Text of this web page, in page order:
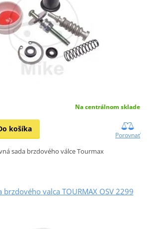
Na centrálnom sklade
košíka
Porovnať
sada brzdového válce Tourmax
brzdového valca TOURMAX OSV 2299